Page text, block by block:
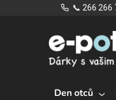
📞 266 266
Den otců